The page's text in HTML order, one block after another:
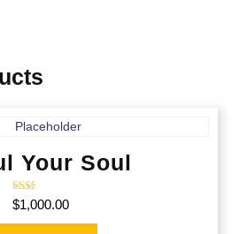
Your Soul
Rate
d
2.00
$1,000.00